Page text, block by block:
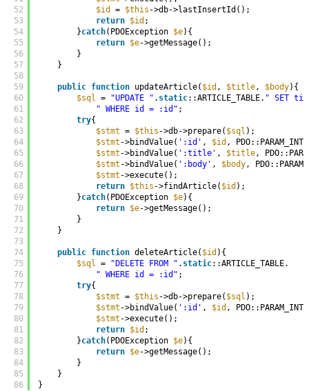
52
53
54
55
56
57
58
59
60
61
62
63
64
65
66
67
68
69
70
71
72
73
74
75
76
77
78
79
80
81
82
83
84
85
86
$id
= $this ->db->lastInsertId();
return $id ;
}catch(PDOException $e){
return $e->getMessage();
}
}
public function updateArticle( $id , $title, $body){
$sql = "UPDATE " . static::ARTICLE_TABLE. " SET
" WHERE id = :id" ;
try{
$stmt = $this ->db->prepare( $sql );
$stmt ->bindValue( ':id' , $id ,
$stmt ->bindValue( ':title' , $title,
$stmt ->bindValue( ':body' , $body,
$stmt ->execute();
return $this ->findArticle( $id );
}catch(PDOException $e){
return $e->getMessage();
}
}
public function deleteArticle( $id ){
$sql = "DELETE FROM " . static::ARTICLE_TABLE.
" WHERE id = :id" ;
try{
$stmt = $this ->db->prepare( $sql );
$stmt ->bindValue( ':id' , $id ,
$stmt ->execute();
return $id ;
}catch(PDOException $e){
return $e->getMessage();
}
}
}